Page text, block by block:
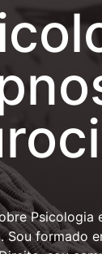
Psicologia
Sou formado